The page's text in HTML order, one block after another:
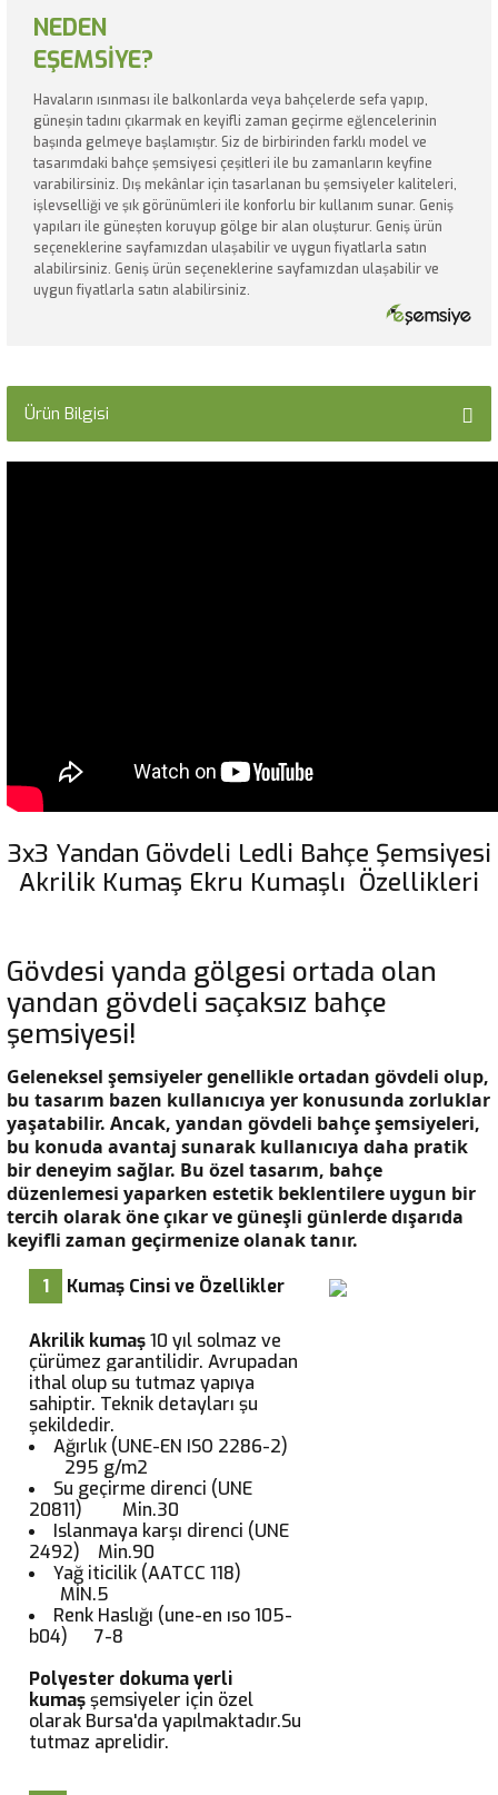
NEDEN
EŞEMSİYE?
Havaların ısınması ile balkonlarda veya bahçelerde sefa yapıp,
güneşin tadını çıkarmak en keyifli zaman geçirme eğlencelerinin
başında gelmeye başlamıştır. Siz de birbirinden farklı model ve
tasarımdaki bahçe şemsiyesi çeşitleri ile bu zamanların keyfine
varabilirsiniz. Dış mekânlar için tasarlanan bu şemsiyeler kaliteleri,
işlevselliği ve şık görünümleri ile konforlu bir kullanım sunar. Geniş
yapıları ile güneşten koruyup gölge bir alan oluşturur. Geniş ürün
seçeneklerine sayfamızdan ulaşabilir ve uygun fiyatlarla satın
alabilirsiniz. Geniş ürün seçeneklerine sayfamızdan ulaşabilir ve
uygun fiyatlarla satın alabilirsiniz.
Ürün Bilgisi
3x3 Yandan Gövdeli Ledli Bahçe Şemsiyesi
Akrilik Kumaş Ekru Kumaşlı Özellikleri
Gövdesi yanda gölgesi ortada olan
yandan gövdeli saçaksız bahçe
şemsiyesi!
Geleneksel şemsiyeler genellikle ortadan gövdeli olup,
bu tasarım bazen kullanıcıya yer konusunda zorluklar
yaşatabilir. Ancak, yandan gövdeli bahçe şemsiyeleri,
bu konuda avantaj sunarak kullanıcıya daha pratik
bir deneyim sağlar. Bu özel tasarım, bahçe
düzenlemesi yaparken estetik beklentilere uygun bir
tercih olarak öne çıkar ve güneşli günlerde dışarıda
keyifli zaman geçirmenize olanak tanır.
1 Kumaş Cinsi ve Özellikler
Akrilik kumaş10 yıl solmaz ve
çürümez garantilidir. Avrupadan
ithal olup su tutmaz yapıya
sahiptir. Teknik detayları şu
şekildedir.
Ağırlık (UNE-EN ISO 2286-2)
295 g/m2
Su geçirme direnci (UNE
20811) Min.30
Islanmaya karşı direnci (UNE
2492) Min.90
Yağ iticilik (AATCC 118)
MİN.5
Renk Haslığı (une-en ıso 105-
b04) 7-8
Polyester dokuma yerli
kumaşşemsiyeler için özel
olarak Bursa'da yapılmaktadır.Su
tutmaz aprelidir.